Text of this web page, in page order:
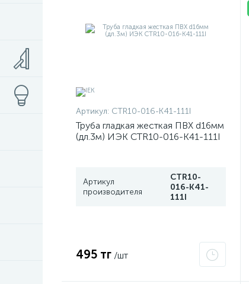
Артикул: CTR10-016-K41-111I
Труба гладкая жесткая ПВХ d16мм
(дл.3м) ИЭК CTR10-016-K41-111I
Артикул
производителя
CTR10-
016-K41-
111I
495 тг /шт